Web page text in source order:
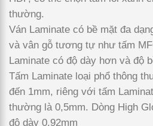
thường.
Ván Laminate có bề mặt đa
và vân gỗ tương tự như tấm
Laminate có độ dày hơn và độ
Tấm Laminate loại phổ thông
đến 1mm, riêng với tấm
thường là 0,5mm. Dòng High
độ dày 0.92mm